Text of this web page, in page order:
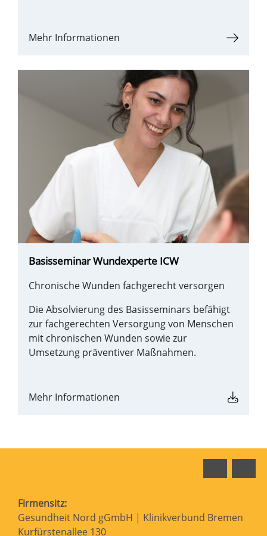
Mehr Informationen
Basisseminar Wundexperte ICW
Chronische Wunden fachgerecht versorgen
Die Absolvierung des Basisseminars befähigt
zur fachgerechten Versorgung von Menschen
mit chronischen Wunden sowie zur
Umsetzung präventiver Maßnahmen.
Mehr Informationen
Firmensitz:
Gesundheit Nord gGmbH | Klinikverbund Bremen
Kurfürstenallee 130